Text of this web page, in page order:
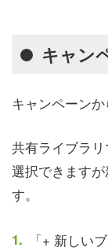
キャン
キャンペーン
共有ライブラリ
選択できます
す。
「+ 新しい